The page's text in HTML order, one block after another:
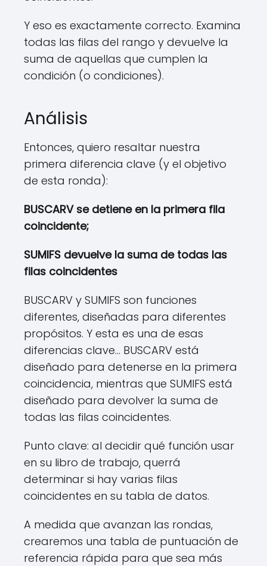
Y eso es exactamente correcto. Examina
todas las filas del rango y devuelve la
suma de aquellas que cumplen la
condición (o condiciones).
Análisis
Entonces, quiero resaltar nuestra
primera diferencia clave (y el objetivo
de esta ronda):
BUSCARV se detiene en la primera fila
coincidente;
SUMIFS devuelve la suma de todas las
filas coincidentes
BUSCARV y SUMIFS son funciones
diferentes, diseñadas para diferentes
propósitos. Y esta es una de esas
diferencias clave… BUSCARV está
diseñado para detenerse en la primera
coincidencia, mientras que SUMIFS está
diseñado para devolver la suma de
todas las filas coincidentes.
Punto clave: al decidir qué función usar
en su libro de trabajo, querrá
determinar si hay varias filas
coincidentes en su tabla de datos.
A medida que avanzan las rondas,
crearemos una tabla de puntuación de
referencia rápida para que sea más